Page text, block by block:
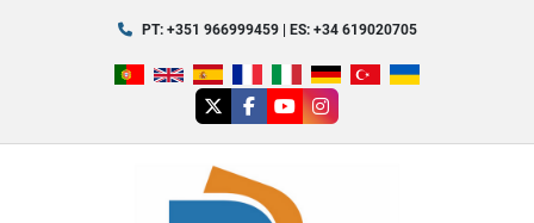
PT: +351 966999459 | ES: +34 619020705
twitterfacebook
youtubeinstagram